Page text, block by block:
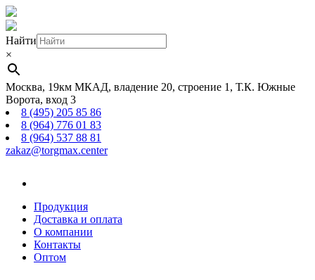
Найти
×
Москва, 19км МКАД, владение 20, строение 1, Т.К. Южные
Ворота, вход 3
8 (495) 205 85 86
8 (964) 776 01 83
8 (964) 537 88 81
zakaz@torgmax.center
Продукция
Доставка и оплата
О компании
Контакты
Оптом